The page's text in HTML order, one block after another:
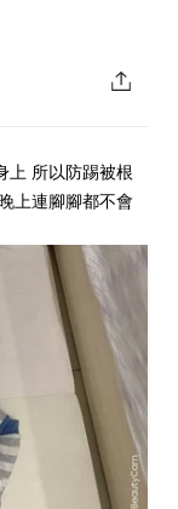
上 所以防踢被根
上連腳腳都不會